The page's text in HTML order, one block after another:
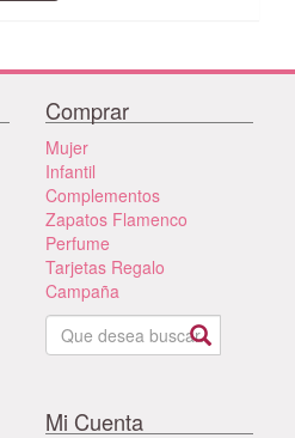
Comprar
Mujer
Infantil
Complementos
Zapatos Flamenco
Perfume
Tarjetas Regalo
Campaña
Mi Cuenta